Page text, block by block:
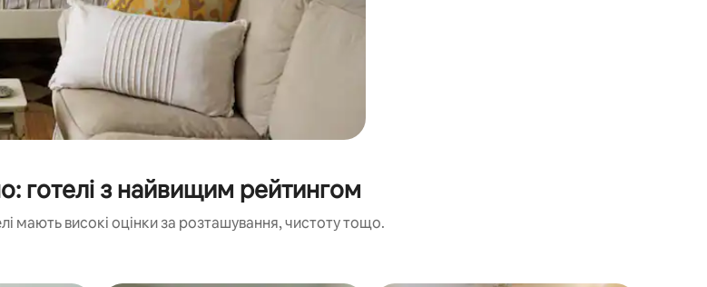
готелі з найвищим рейтингом
мають високі оцінки за розташування, чистоту тощо.